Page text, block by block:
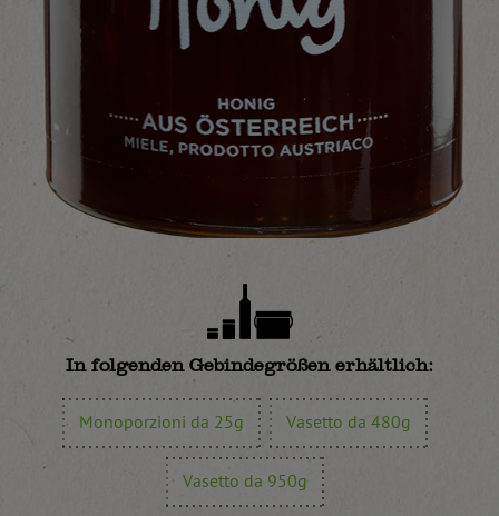
In folgenden Gebindegrößen erhältlich:
Monoporzioni da 25g Vasetto da 480g
Vasetto da 950g